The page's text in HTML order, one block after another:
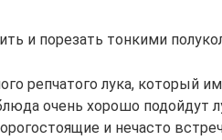
и порезать тонкими
репчатого лука, который
очень хорошо подойдут
и нечасто